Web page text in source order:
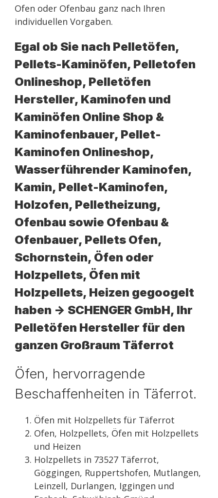
Ofen oder Ofenbau ganz nach Ihren
individuellen Vorgaben.
Egal ob Sie nach Pelletöfen,
Pellets-Kaminöfen, Pelletofen
Onlineshop, Pelletöfen
Hersteller, Kaminofen und
Kaminöfen Online Shop &
Kaminofenbauer, Pellet-
Kaminofen Onlineshop,
Wasserführender Kaminofen,
Kamin, Pellet-Kaminofen,
Holzofen, Pelletheizung,
Ofenbau sowie Ofenbau &
Ofenbauer, Pellets Ofen,
Schornstein, Öfen oder
Holzpellets, Öfen mit
Holzpellets, Heizen gegoogelt
haben -> SCHENGER GmbH, Ihr
Pelletöfen Hersteller für den
ganzen Großraum Täferrot
Öfen, hervorragende
Beschaffenheiten in Täferrot.
Öfen mit Holzpellets für Täferrot
Ofen, Holzpellets, Öfen mit Holzpellets
und Heizen
Holzpellets in 73527 Täferrot,
Göggingen, Ruppertshofen, Mutlangen,
Leinzell, Durlangen, Iggingen und